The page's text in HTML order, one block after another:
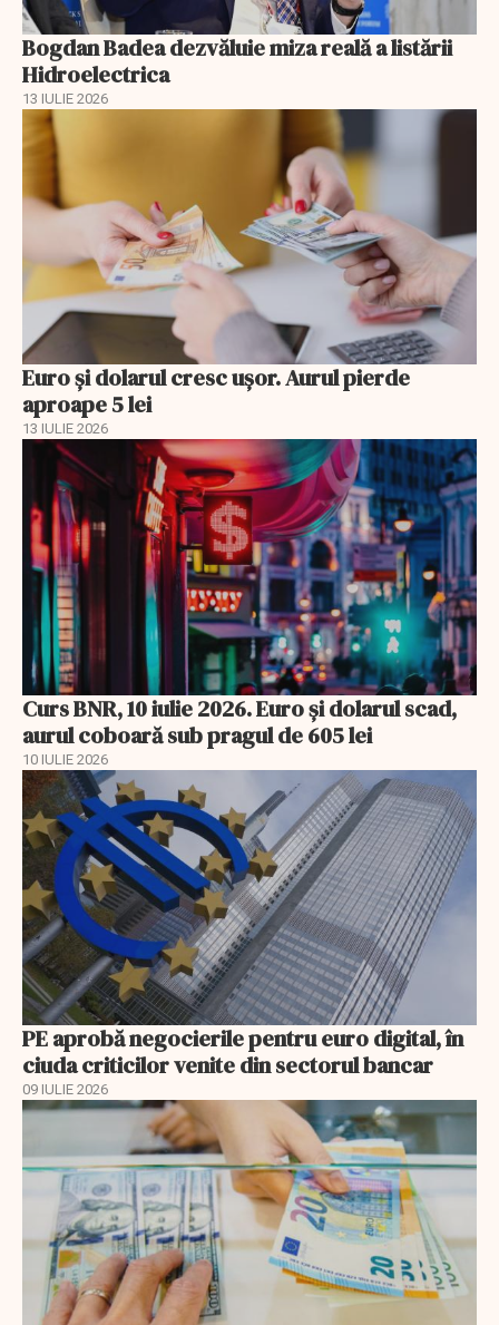
Bogdan Badea dezvăluie miza reală a listării
Hidroelectrica
13 IULIE 2026
Euro și dolarul cresc ușor. Aurul pierde
aproape 5 lei
13 IULIE 2026
Curs BNR, 10 iulie 2026. Euro și dolarul scad,
aurul coboară sub pragul de 605 lei
10 IULIE 2026
PE aprobă negocierile pentru euro digital, în
ciuda criticilor venite din sectorul bancar
09 IULIE 2026